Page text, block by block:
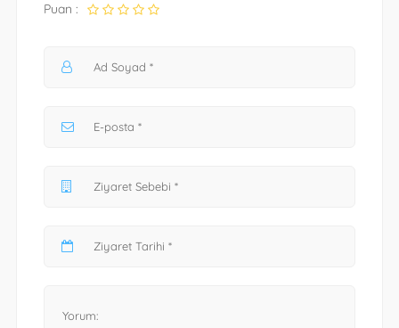
Puan :